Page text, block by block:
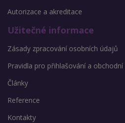
Autorizace a akreditace
Užitečné informace
Zásady zpracování osobních údajů
Pravidla pro přihlašování a
Články
Reference
Kontakty